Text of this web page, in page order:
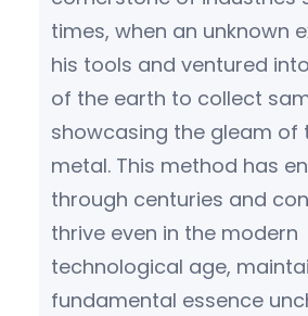
times, when an unknown
his tools and ventured
of the earth to collect
showcasing the gleam of
metal. This method has
through centuries and
thrive even in the modern
technological age,
fundamental essence